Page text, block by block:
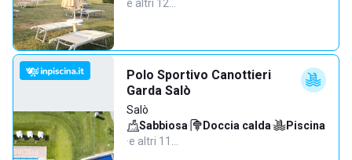
e altri 12…
Polo Sportivo Canottieri
Garda Salò
Salò
Sabbiosa· Doccia calda·
Piscina
·e altri 11…